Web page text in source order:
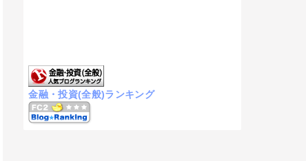
金融・投資(全般)ランキング